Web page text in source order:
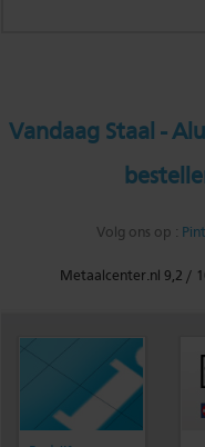
Vandaag Staal -
Volg ons op :
Metaalcenter.nl 9,2 /